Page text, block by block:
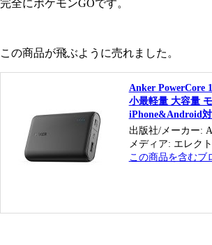
完全にポケモンGOです。
この商品が飛ぶように売れました。
Anker PowerCore
小最軽量 大容量
iPhone&Android
出版社/メーカー:
メディア: エレク
この商品を含むブ